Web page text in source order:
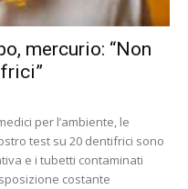
mercurio: “Non
per l’ambiente, le
test su 20 dentifrici sono
e i tubetti contaminati
costante